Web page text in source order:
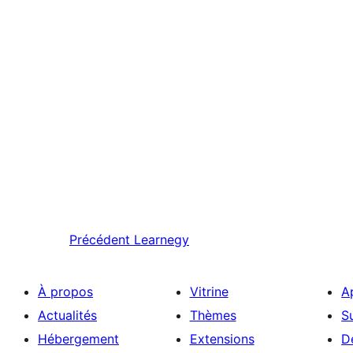
Précédent Learnegy
À propos
Actualités
Hébergement
Vitrine
Thèmes
Extensions